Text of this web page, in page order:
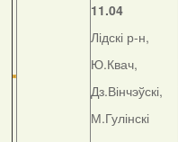
11.04
Лідскі р-н,
Ю.Квач,
Дз.Вінчэўскі,
М.Гулінскі